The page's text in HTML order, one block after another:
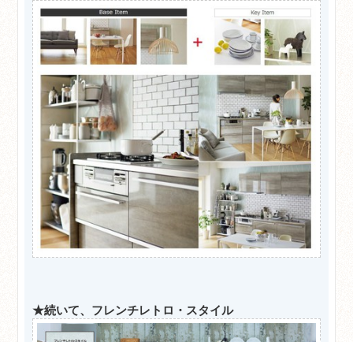
★続いて、フレンチレトロ・スタイル